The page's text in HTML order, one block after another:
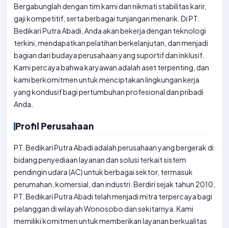
Bergabunglah dengan tim kami dan nikmati stabilitas karir,
gaji kompetitif, serta berbagai tunjangan menarik. Di PT.
Bedikari Putra Abadi, Anda akan bekerja dengan teknologi
terkini, mendapatkan pelatihan berkelanjutan, dan menjadi
bagian dari budaya perusahaan yang suportif dan inklusif.
Kami percaya bahwa karyawan adalah aset terpenting, dan
kami berkomitmen untuk menciptakan lingkungan kerja
yang kondusif bagi pertumbuhan profesional dan pribadi
Anda.
Profil Perusahaan
PT. Bedikari Putra Abadi adalah perusahaan yang bergerak di
bidang penyediaan layanan dan solusi terkait sistem
pendingin udara (AC) untuk berbagai sektor, termasuk
perumahan, komersial, dan industri. Berdiri sejak tahun 2010,
PT. Bedikari Putra Abadi telah menjadi mitra terpercaya bagi
pelanggan di wilayah Wonosobo dan sekitarnya. Kami
memiliki komitmen untuk memberikan layanan berkualitas